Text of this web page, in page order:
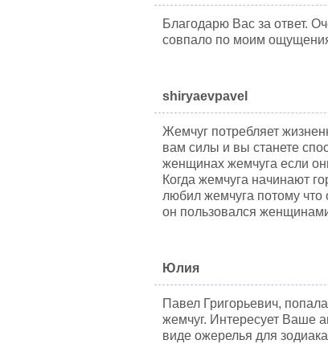
Благодарю Вас за ответ.
совпало по моим
shiryaevpavel
Жемчуг потребляет
вам силы и вы станете
женщинах жемчуга если
Когда жемчуга начинают
любил жемчуга потому что
он пользовался
Юлия
Павел Григорьевич,
жемчуг. Интересует Ваше
виде ожерелья для